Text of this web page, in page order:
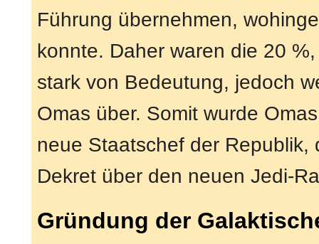
Führung übernehmen,
konnte. Daher waren die 20
stark von Bedeutung, jedoch
Omas über. Somit wurde
neue Staatschef der Republik,
Dekret über den neuen Jedi-
Gründung der